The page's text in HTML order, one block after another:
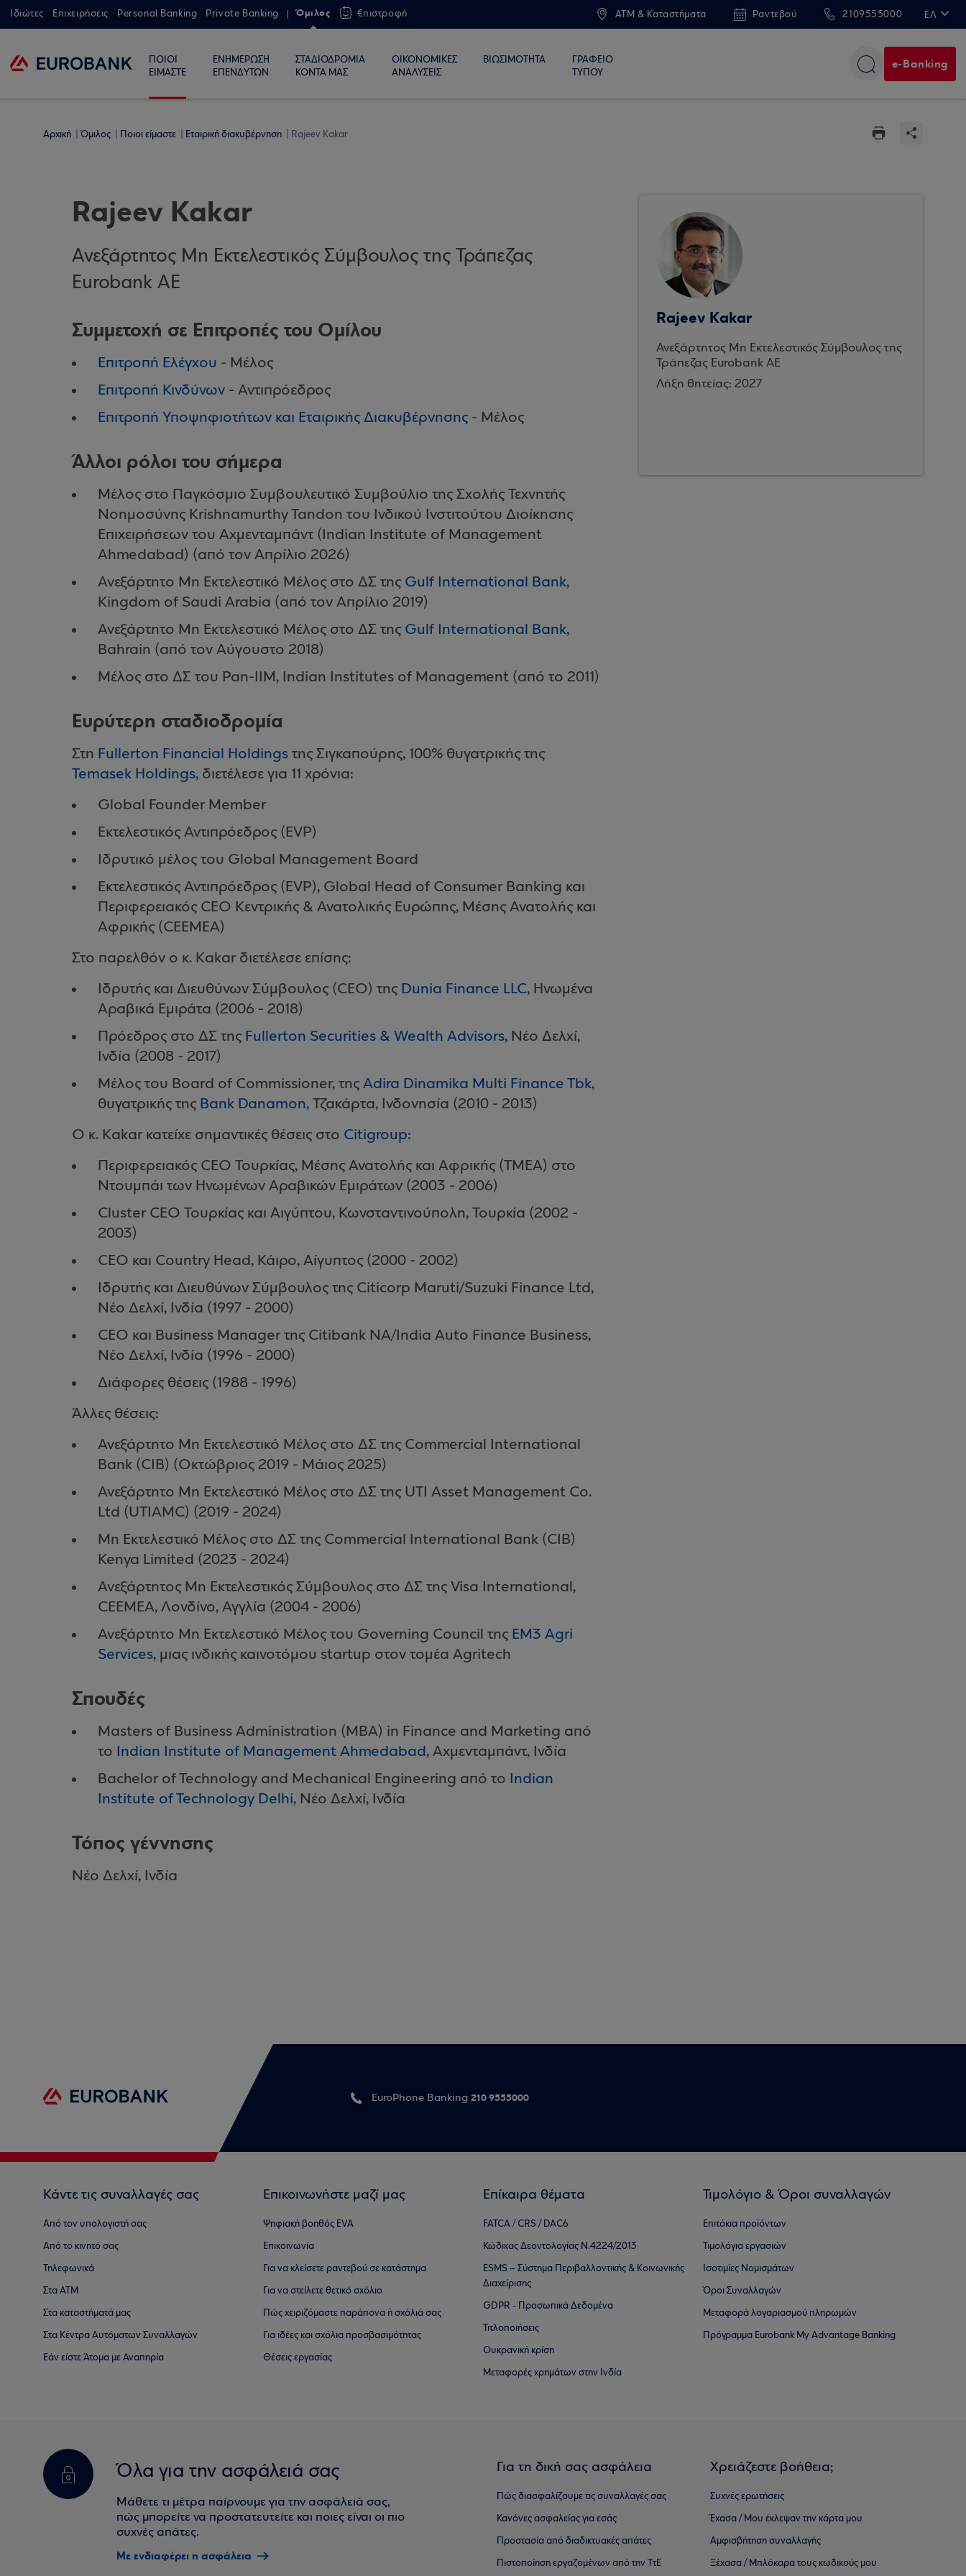
Ιδιώτες Επιχειρήσεις Personal Banking Private Banking Όμιλος €πιστροφή ATM & Καταστήματα Ραντεβού 2109555000 ΕΛ
ΠΟΙΟΙ
ΕΙΜΑΣΤΕ
ΕΝΗΜΕΡΩΣΗ
ΕΠΕΝΔΥΤΩΝ
ΣΤΑΔΙΟΔΡΟΜΙΑ
ΚΟΝΤΑ ΜΑΣ
ΟΙΚΟΝΟΜΙΚΕΣ
ΑΝΑΛΥΣΕΙΣ
ΒΙΩΣΙΜΟΤΗΤΑ
ΓΡΑΦΕΙΟ
ΤΥΠΟΥ
e-Banking
Αρχική Όμιλος Ποιοι είμαστε Εταιρική διακυβέρνηση Rajeev Kakar
Rajeev Kakar
Ανεξάρτητος Μη Εκτελεστικός Σύμβουλος της Τράπεζας
Eurobank ΑΕ
Συμμετοχή σε Επιτροπές του Ομίλου
Επιτροπή Ελέγχου - Μέλος
Επιτροπή Κινδύνων - Αντιπρόεδρος
Επιτροπή Υποψηφιοτήτων και Εταιρικής Διακυβέρνησης- Μέλος
Άλλοι ρόλοι του σήμερα
Μέλος στο Παγκόσμιο Συμβουλευτικό Συμβούλιο της Σχολής Τεχνητής
Νοημοσύνης Krishnamurthy Tandon του Ινδικού Ινστιτούτου Διοίκησης
Επιχειρήσεων του Αχμενταμπάντ (Indian Institute of Management
Ahmedabad) (από τον Απρίλιο 2026)
Ανεξάρτητο Μη Εκτελεστικό Μέλος στο ΔΣ της Gulf International Bank,
Kingdom of Saudi Arabia (από τον Απρίλιο 2019)
Ανεξάρτητο Μη Εκτελεστικό Μέλος στο ΔΣ της Gulf International Bank,
Bahrain (από τον Αύγουστο 2018)
Μέλος στο ΔΣ του Pan-IIM, Indian Institutes of Management (από το 2011)
Ευρύτερη σταδιοδρομία
Στη Fullerton Financial Holdings της Σιγκαπούρης, 100% θυγατρικής της
Temasek Holdings, διετέλεσε για 11 χρόνια:
Global Founder Member
Εκτελεστικός Αντιπρόεδρος (EVP)
Ιδρυτικό μέλος του Global Management Board
Εκτελεστικός Αντιπρόεδρος (EVP), Global Head of Consumer Banking και
Περιφερειακός CEO Κεντρικής & Ανατολικής Ευρώπης, Μέσης Ανατολής και
Αφρικής (CEEMEA)
Στο παρελθόν ο κ. Kakar διετέλεσε επίσης:
Ιδρυτής και Διευθύνων Σύμβουλος (CEO) της Dunia Finance LLC, Ηνωμένα
Αραβικά Εμιράτα (2006 - 2018)
Πρόεδρος στο ΔΣ της Fullerton Securities & Wealth Advisors, Νέο Δελχί,
Ινδία (2008 - 2017)
Μέλος του Board of Commissioner, τηςAdira Dinamika Multi Finance Tbk,
θυγατρικής της Bank Danamon, Τζακάρτα, Ινδονησία (2010 - 2013)
Ο κ. Kakar κατείχε σημαντικές θέσεις στο Citigroup:
Περιφερειακός CEO Τουρκίας, Μέσης Ανατολής και Αφρικής (TMEA) στο
Ντουμπάι των Ηνωμένων Αραβικών Εμιράτων (2003 - 2006)
Cluster CEO Τουρκίας και Αιγύπτου, Κωνσταντινούπολη, Τουρκία (2002 -
2003)
CEO και Country Head, Κάιρο, Αίγυπτος (2000 - 2002)
Ιδρυτής και Διευθύνων Σύμβουλος της Citicorp Maruti/Suzuki Finance Ltd,
Νέο Δελχί, Ινδία (1997 - 2000)
CEO και Business Manager της Citibank NA/India Auto Finance Business,
Νέο Δελχί, Ινδία (1996 - 2000)
Διάφορες θέσεις (1988 - 1996)
Άλλες θέσεις:
Ανεξάρτητο Μη Εκτελεστικό Μέλος στο ΔΣ της Commercial International
Bank (CIB) (Οκτώβριος 2019 - Μάιος 2025)
Ανεξάρτητο Μη Εκτελεστικό Μέλος στο ΔΣ της UTI Asset Management Co.
Ltd (UTIAMC) (2019 - 2024)
Μη Εκτελεστικό Μέλος στο ΔΣ της Commercial International Bank (CIB)
Kenya Limited (2023 - 2024)
Ανεξάρτητος Μη Εκτελεστικός Σύμβουλος στο ΔΣ της Visa International,
CEEMEA, Λονδίνο, Αγγλία (2004 - 2006)
Ανεξάρτητο Μη Εκτελεστικό Μέλος του Governing Council της EM3 Agri
Services, μιας ινδικής καινοτόμου startup στον τομέα Agritech
Σπουδές
Masters of Business Administration (MBA) in Finance and Marketing από
το Indian Institute of Management Ahmedabad, Αχμενταμπάντ, Ινδία
Bachelor of Technology and Mechanical Engineering από το Indian
Institute of Technology Delhi, Νέο Δελχί, Ινδία
Τόπος γέννησης
Νέο Δελχί, Ινδία
Rajeev Kakar
Ανεξάρτητος Μη Εκτελεστικός Σύμβουλος της
Τράπεζας Eurobank ΑΕ
Λήξη θητείας: 2027
EuroPhone Banking 210 9555000
Κάντε τις συναλλαγές σας
Από τον υπολογιστή σας
Από το κινητό σας
Τηλεφωνικά
Στα ΑΤΜ
Στα καταστήματά μας
Στα Κέντρα Αυτόματων Συναλλαγών
Εάν είστε Άτομα με Αναπηρία
Επικοινωνήστε μαζί μας
Ψηφιακή βοηθός EVA
Επικοινωνία
Για να κλείσετε ραντεβού σε κατάστημα
Για να στείλετε θετικό σχόλιο
Πώς χειριζόμαστε παράπονα ή σχόλιά σας
Για ιδέες και σχόλια προσβασιμότητας
Θέσεις εργασίας
Επίκαιρα θέματα
FATCA / CRS / DAC6
Κώδικας Δεοντολογίας Ν.4224/2013
ESMS – Σύστημα Περιβαλλοντικής & Κοινωνικής
Διαχείρισης
GDPR - Προσωπικά Δεδομένα
Τιτλοποιήσεις
Ουκρανική κρίση
Μεταφορές χρημάτων στην Ινδία
Τιμολόγιο & Όροι συναλλαγών
Επιτόκια προϊόντων
Τιμολόγια εργασιών
Ισοτιμίες Νομισμάτων
Όροι Συναλλαγών
Μεταφορά λογαριασμού πληρωμών
Πρόγραμμα Eurobank My Advantage Banking
Όλα για την ασφάλειά σας
Μάθετε τι μέτρα παίρνουμε για την ασφάλειά σας,
πώς μπορείτε να προστατευτείτε και ποιες είναι οι πιο
συχνές απάτες.
Με ενδιαφέρει η ασφάλεια
Για τη δική σας ασφάλεια
Πώς διασφαλίζουμε τις συναλλαγές σας
Κανόνες ασφαλείας για εσάς
Προστασία από διαδικτυακές απάτες
Πιστοποίηση εργαζομένων από την ΤτΕ
Χρειάζεστε βοήθεια;
Συχνές ερωτήσεις
Έχασα / Μου έκλεψαν την κάρτα μου
Αμφισβήτηση συναλλαγής
Ξέχασα / Μπλόκαρα τους κωδικούς μου